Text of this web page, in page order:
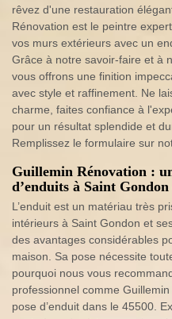
rêvez d'une restauration
Rénovation est le peintre
vos murs extérieurs avec un
Grâce à notre savoir-faire et à
vous offrons une finition
avec style et raffinement. Ne
charme, faites confiance à
pour un résultat splendide et
Remplissez le formulaire sur
Guillemin Rénovation :
d’enduits à Saint
L’enduit est un matériau très
intérieurs à Saint Gondon et
des avantages considérables
maison. Sa pose nécessite
pourquoi nous vous
professionnel comme
pose d’enduit dans le 45500.